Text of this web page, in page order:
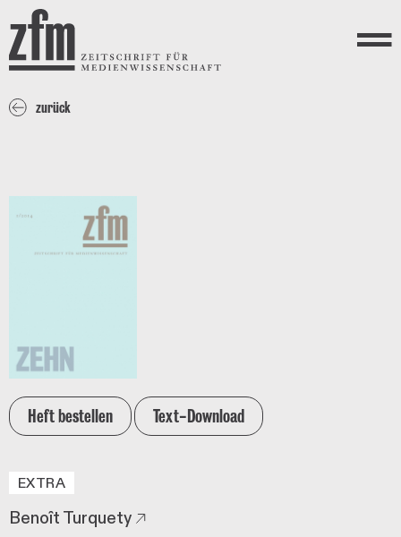
Direkt zum Inhalt
ZEITSCHRIFT FÜR
MEDIENWISSENSCHAFT
Menü
zurück
Heft bestellen Text-Download
EXTRA
Benoît Turquety